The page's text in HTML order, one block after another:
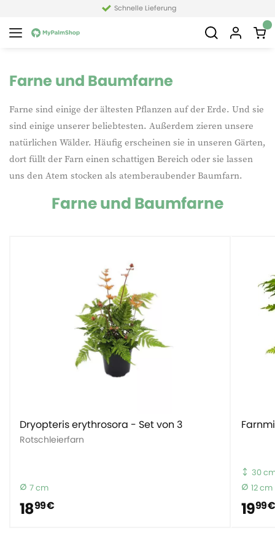
Schnelle Lieferung
Farne und Baumfarne
Farne sind einige der ältesten Pflanzen auf der Erde. Und sie
sind einige unserer beliebtesten. Außerdem zieren unsere
natürlichen Wälder. Häufig erscheinen sie in unseren Gärten,
dort füllt der Farn einen schattigen Bereich oder sie lassen
uns den Atem stocken als atemberaubender Baumfarn.
Farne und Baumfarne
Dryopteris erythrosora - Set von 3
Rotschleierfarn
7 cm
1899 €
30
12 cm
1999 €